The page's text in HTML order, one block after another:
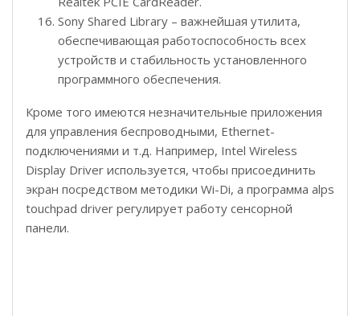
Sony Shared Library – важнейшая утилита,
обеспечивающая работоспособность всех
устройств и стабильность установленного
программного обеспечения.
Кроме того имеются незначительные приложения
для управления беспроводными, Ethernet-
подключениями и т.д. Например, Intel Wireless
Display Driver используется, чтобы присоединить
экран посредством методики Wi-Di, а программа alps
touchpad driver регулирует работу сенсорной
панели.